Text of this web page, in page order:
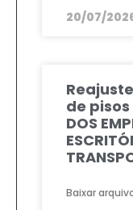
20/07/
de pisos
DOS
Baixar